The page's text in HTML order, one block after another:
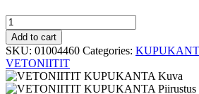
VAKIO
KUPUKANTA
3.2x12
AL/AL
D
quantity
Add to cart
SKU: 01004460 Categories:
VETONIITIT